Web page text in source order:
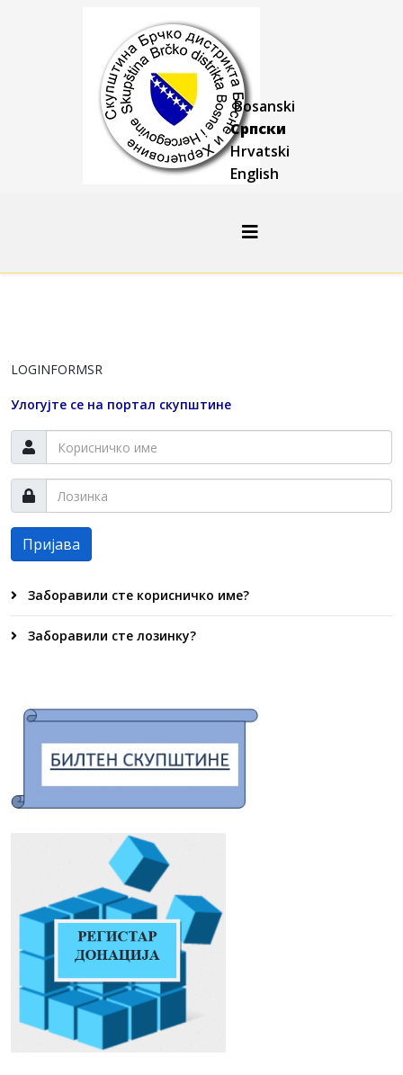
Bosanski
Српски
Hrvatski
English
LOGINFORMSR
Улогујте се на портал скупштине
Пријава
Заборавили сте корисничко име?
Заборавили сте лозинку?